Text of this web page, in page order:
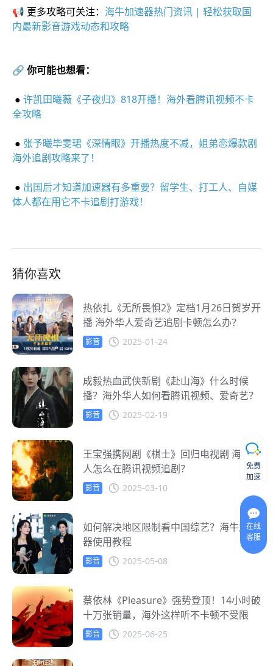
📢 更多攻略可关注： 海牛加速器热门资讯 | 轻松获取国
内最新影音游戏动态和攻略
🔗 你可能也想看：
● 许凯田曦薇《子夜归》818开播！海外看腾讯视频不卡
全攻略
● 张予曦毕雯珺《深情眼》开播热度不减，姐弟恋爆款剧
海外追剧攻略来了！
● 出国后才知道加速器有多重要？留学生、打工人、自媒
体人都在用它不卡追剧打游戏！
猜你喜欢
热依扎《无所畏惧2》定档1月26日贺岁开
播 海外华人爱奇艺追剧卡顿怎么办？
影音 2025-01-24
成毅热血武侠新剧《赴山海》什么时候
播？海外华人如何看腾讯视频、爱奇艺？
影音 2025-02-19
王宝强携网剧《棋士》回归电视剧 海外华
人怎么在腾讯视频追剧？
影音 2025-03-10
如何解决地区限制看中国综艺？海牛加速
器使用教程
影音 2025-05-08
蔡依林《Pleasure》强势登顶！14小时破
十万张销量，海外这样听不卡顿不受限
影音 2025-06-25
免费
加速
在线
客服